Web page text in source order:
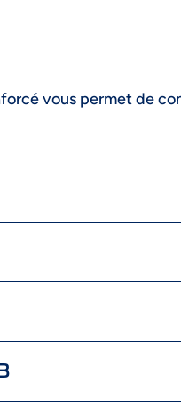
vous permet de